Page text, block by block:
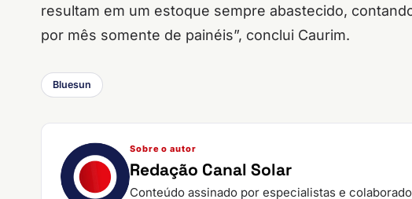
resultam em um estoque sempre abastecido,
por mês somente de painéis”, conclui Caurim.
Bluesun
Sobre o autor
Redação Canal Solar
Conteúdo assinado por especialistas e